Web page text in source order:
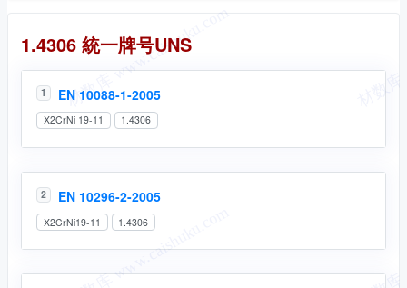
統一牌号
1.4306 統一牌号UNS
1 EN 10088-1-2005
X2CrNi 19-11 1.4306
2 EN 10296-2-2005
X2CrNi19-11 1.4306